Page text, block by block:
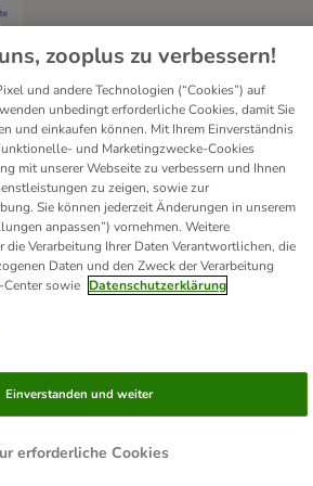
und Lieferzeit
Impressum
Digital Services Act
und Umweltbestimmungen
Partnerprogramme
Karriere
Erklärung zur Barrierefreiheit
zooplus zu verbessern!
und andere Technologien (“Cookies”) auf
unbedingt erforderliche Cookies, damit Sie
und einkaufen können. Mit Ihrem Einverständnis
und Marketingzwecke-Cookies
mit unserer Webseite zu verbessern und Ihnen
zu zeigen, sowie zur
Sie können jederzeit Änderungen in unserem
anpassen”) vornehmen. Weitere
die Verarbeitung Ihrer Daten Verantwortlichen, die
Daten und den Zweck der Verarbeitung
Center sowie Datenschutzerklärung
erforderliche Cookies
Einverstanden und weiter